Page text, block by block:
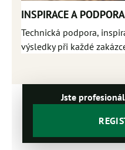
INSPIRACE A PODPORA
Technická podpora,
výsledky při každé
Jste